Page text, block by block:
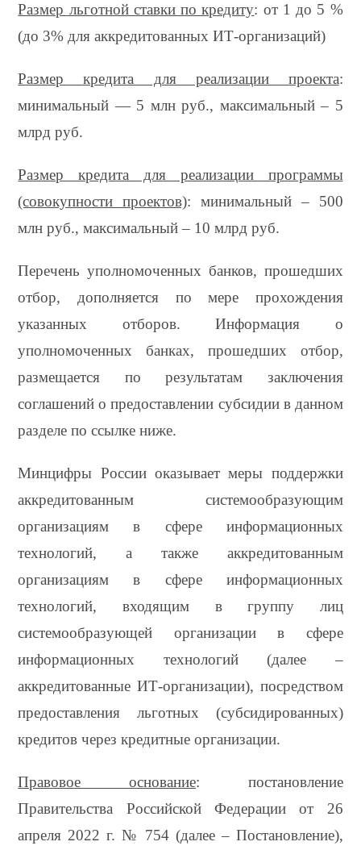
Размер льготной ставки по кредиту: от 1 до 5 %
(до 3% для аккредитованных ИТ-организаций)
Размер кредита для реализации проекта:
минимальный — 5 млн руб., максимальный – 5
млрд руб.
Размер кредита для реализации программы
(совокупности проектов): минимальный – 500
млн руб., максимальный – 10 млрд руб.
Перечень уполномоченных банков, прошедших
отбор, дополняется по мере прохождения
указанных отборов. Информация о
уполномоченных банках, прошедших отбор,
размещается по результатам заключения
соглашений о предоставлении субсидии в данном
разделе по ссылке ниже.
Минцифры России оказывает меры поддержки
аккредитованным системообразующим
организациям в сфере информационных
технологий, а также аккредитованным
организациям в сфере информационных
технологий, входящим в группу лиц
системообразующей организации в сфере
информационных технологий (далее –
аккредитованные ИТ-организации), посредством
предоставления льготных (субсидированных)
кредитов через кредитные организации.
Правовое основание: постановление
Правительства Российской Федерации от 26
апреля 2022 г. № 754 (далее – Постановление),